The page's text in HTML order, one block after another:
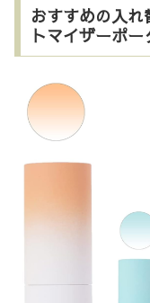
おすすめの入
トマイザーポー